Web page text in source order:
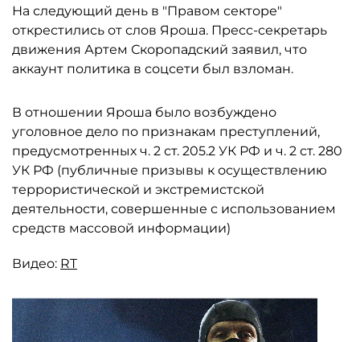
На следующий день в "Правом секторе"
открестились от слов Яроша. Пресс-секретарь
движения Артем Скоропадский заявил, что
аккаунт политика в соцсети был взломан.
В отношении Яроша было возбуждено
уголовное дело по признакам преступлений,
предусмотренных ч. 2 ст. 205.2 УК РФ и ч. 2 ст. 280
УК РФ (публичные призывы к осуществлению
террористической и экстремистской
деятельности, совершенные с использованием
средств массовой информации)
Видео: RT